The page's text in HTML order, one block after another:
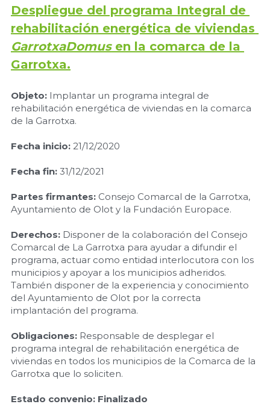
Despliegue del programa Integral de
GarrotxaDomus en la comarca de la
Garrotxa.
Objeto: Implantar un programa integral de
rehabilitación energética de viviendas en la comarca
de la Garrotxa.
Fecha inicio: 21/12/2020
Fecha fin: 31/12/2021
Partes firmantes: Consejo Comarcal de la Garrotxa,
Ayuntamiento de Olot y la Fundación Europace.
Derechos: Disponer de la colaboración del Consejo
Comarcal de La Garrotxa para ayudar a difundir el
programa, actuar como entidad interlocutora con los
municipios y apoyar a los municipios adheridos.
También disponer de la experiencia y conocimiento
del Ayuntamiento de Olot por la correcta
implantación del programa.
Obligaciones: Responsable de desplegar el
programa integral de rehabilitación energética de
viviendas en todos los municipios de la Comarca de la
Garrotxa que lo soliciten.
Estado convenio: Finalizado